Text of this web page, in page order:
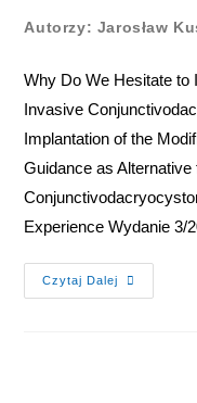
Autorzy: Jarosław
Why Do We Hesitate to
Invasive
Implantation of the
Guidance as Alternative
Experience Wydanie 3/
Czytaj Dalej